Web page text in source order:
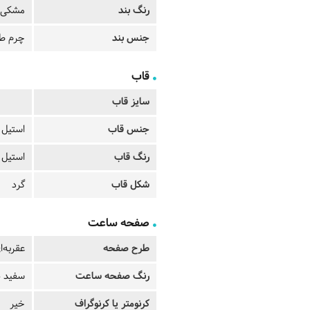
رنگ بند
مشکی
جنس بند
چرم
قاب
سایز قاب
جنس قاب
استیل
رنگ قاب
استیل
شکل قاب
گرد
صفحه ساعت
طرح صفحه
رنگ صفحه ساعت
کرنومتر یا کرنوگراف
خیر